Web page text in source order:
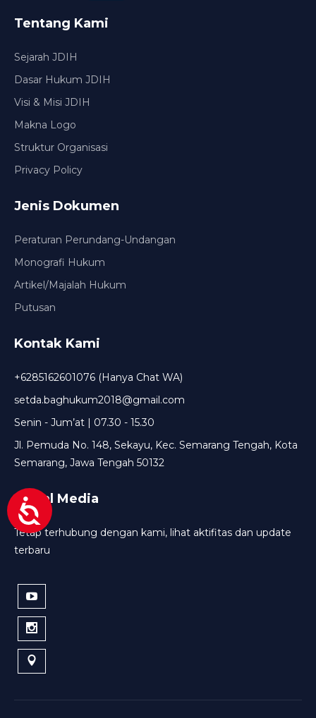
Tentang Kami
Sejarah JDIH
Dasar Hukum JDIH
Visi & Misi JDIH
Makna Logo
Struktur Organisasi
Privacy Policy
Jenis Dokumen
Peraturan Perundang-Undangan
Monografi Hukum
Artikel/Majalah Hukum
Putusan
Kontak Kami
+6285162601076 (Hanya Chat WA)
setda.baghukum2018@gmail.com
Senin - Jum’at | 07.30 - 15.30
Jl. Pemuda No. 148, Sekayu, Kec. Semarang Tengah, Kota
Semarang, Jawa Tengah 50132
Sosial Media
Tetap terhubung dengan kami, lihat aktifitas dan update
terbaru